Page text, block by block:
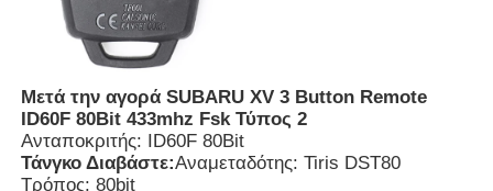
Μετά την αγορά SUBARU XV 3 Button Remote
ID60F 80Bit 433mhz Fsk Τύπος 2
Ανταποκριτής: ID60F 80Bit
Τάνγκο Διαβάστε:Αναμεταδότης: Tiris DST80
Τρόπος: 80bit